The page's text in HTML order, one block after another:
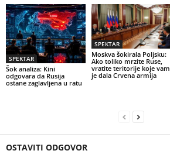
SPEKTAR
Šok analiza: Kini
odgovara da Rusija
ostane zaglavljena u ratu
SPEKTAR
Moskva šokirala Poljsku:
Ako toliko mrzite Ruse,
vratite teritorije koje vam
je dala Crvena armija
OSTAVITI ODGOVOR